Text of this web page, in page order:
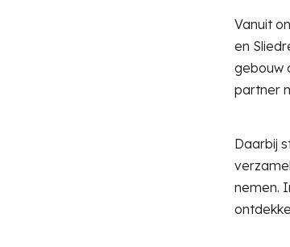
Vanuit
en
gebouw
partner
Daarbij
nemen.